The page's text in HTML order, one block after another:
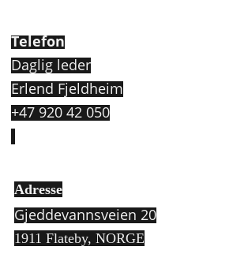
Telefon
Daglig leder
Erlend Fjeldheim
+47 920 42 050
Adresse
Gjeddevannsveien 20
1911 Flateby, NORGE